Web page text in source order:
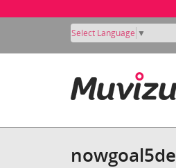
Select Language ▼
nowgoal5de